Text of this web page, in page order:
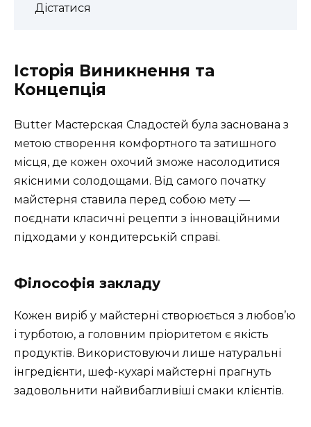
Дістатися
Історія Виникнення та
Концепція
Butter Мастерская Сладостей була заснована з
метою створення комфортного та затишного
місця, де кожен охочий зможе насолодитися
якісними солодощами. Від самого початку
майстерня ставила перед собою мету —
поєднати класичні рецепти з інноваційними
підходами у кондитерській справі.
Філософія закладу
Кожен виріб у майстерні створюється з любов’ю
і турботою, а головним пріоритетом є якість
продуктів. Використовуючи лише натуральні
інгредієнти, шеф-кухарі майстерні прагнуть
задовольнити найвибагливіші смаки клієнтів.